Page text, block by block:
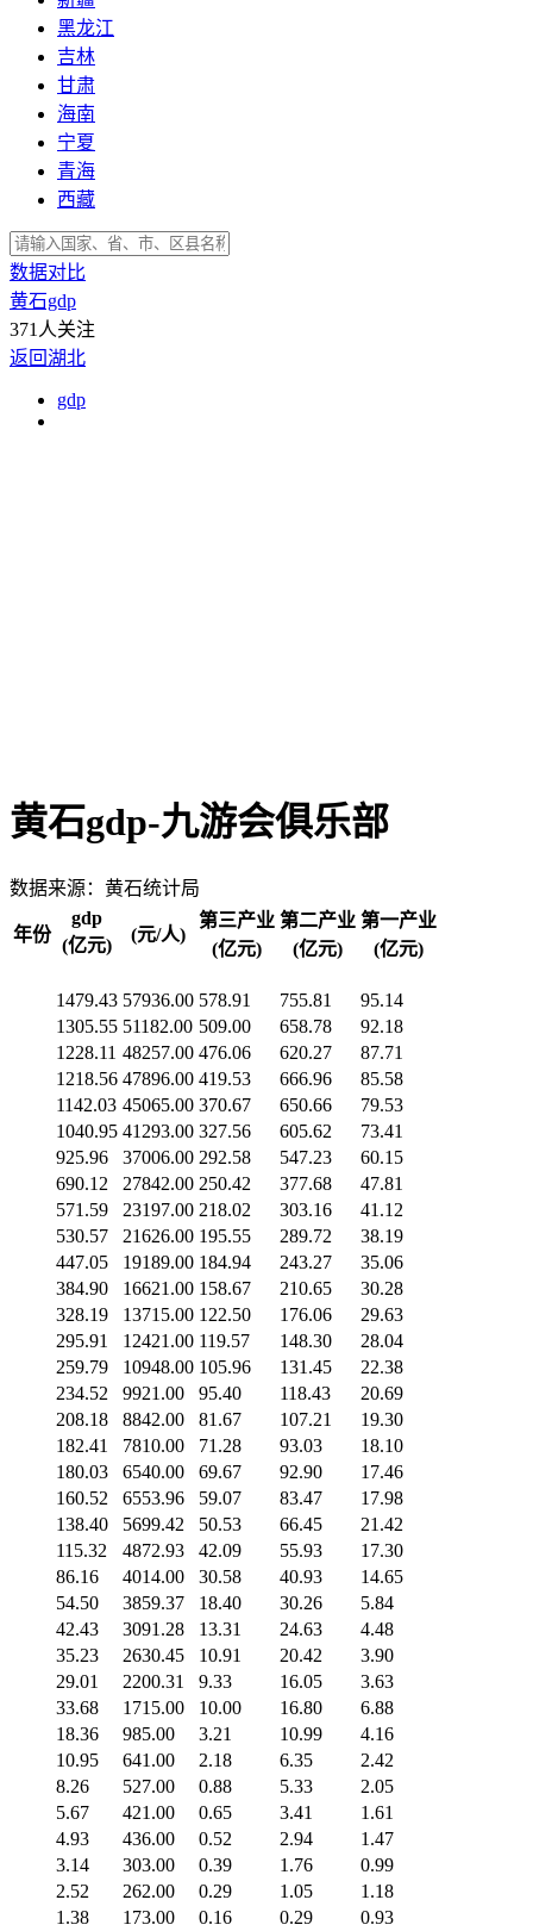
黑龙江
吉林
甘肃
海南
宁夏
青海
西藏
数据对比
黄石gdp
371人关注
返回湖北
gdp
黄石gdp-九游会俱乐部
数据来源：黄石统计局
年份
gdp
(亿元)
(元/人)
第三产业
(亿元)
第二产业
(亿元)
第一产业
(亿元)
1479.43 57936.00 578.91 755.81
95.14
1305.55 51182.00 509.00 658.78
92.18
1228.11 48257.00 476.06 620.27
87.71
1218.56 47896.00 419.53 666.96
85.58
1142.03 45065.00 370.67 650.66
79.53
1040.95 41293.00 327.56 605.62
73.41
925.96
37006.00 292.58 547.23
60.15
690.12
27842.00 250.42 377.68
47.81
571.59
23197.00 218.02 303.16
41.12
530.57
21626.00 195.55 289.72
38.19
447.05
19189.00 184.94 243.27
35.06
384.90
16621.00 158.67 210.65
30.28
328.19
13715.00 122.50 176.06
29.63
295.91
12421.00 119.57 148.30
28.04
259.79
10948.00 105.96 131.45
22.38
234.52
9921.00 95.40 118.43
20.69
208.18
8842.00 81.67 107.21
19.30
182.41
7810.00 71.28 93.03
18.10
180.03
6540.00 69.67 92.90
17.46
160.52
6553.96 59.07 83.47
17.98
138.40
5699.42 50.53 66.45
21.42
115.32
4872.93 42.09 55.93
17.30
86.16
4014.00 30.58 40.93
14.65
54.50
3859.37 18.40 30.26
5.84
42.43
3091.28 13.31 24.63
4.48
35.23
2630.45 10.91 20.42
3.90
29.01
2200.31 9.33 16.05
3.63
33.68
1715.00 10.00 16.80
6.88
18.36
985.00 3.21 10.99
4.16
10.95
641.00 2.18 6.35
2.42
8.26
527.00 0.88 5.33
2.05
5.67
421.00 0.65 3.41
1.61
4.93
436.00 0.52 2.94
1.47
3.14
303.00 0.39 1.76
0.99
2.52
262.00 0.29 1.05
1.18
1.38
173.00 0.16 0.29
0.93